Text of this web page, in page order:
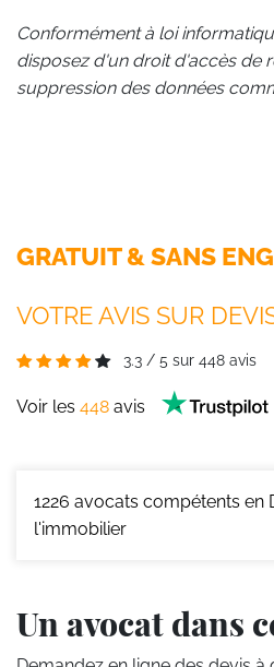
Conformément à loi
disposez d'un droit d'accès de
suppression des données
GRATUIT & SANS
VOTRE AVIS SUR
3.3 / 5 sur 448 avis
Voir les 448 avis
1226 avocats compétents en
l'immobilier
Un avocat dans